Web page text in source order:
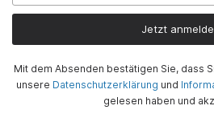
Jetzt
Mit dem Absenden bestätigen Sie, dass
unsere Datenschutzerklärung und
gelesen haben und